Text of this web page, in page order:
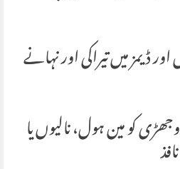
ڈیمز میں تیراکی اور نہانے
کو مین ہول، نالیوں یا